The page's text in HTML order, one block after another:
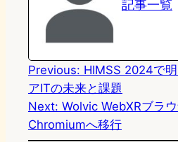
d
n
k
記事一覧
Previous: HIMSS 2024で
アITの未来と課題
Next: Wolvic WebXRブラ
Chromiumへ移行